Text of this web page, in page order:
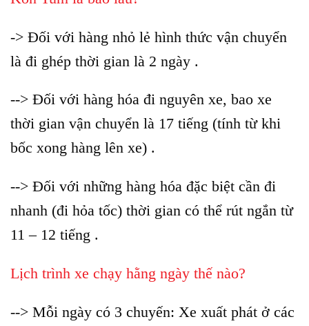
-> Đối với hàng nhỏ lẻ hình thức vận chuyển
là đi ghép thời gian là 2 ngày .
--> Đối với hàng hóa đi nguyên xe, bao xe
thời gian vận chuyển là 17 tiếng (tính từ khi
bốc xong hàng lên xe) .
--> Đối với những hàng hóa đặc biệt cần đi
nhanh (đi hỏa tốc) thời gian có thể rút ngắn từ
11 – 12 tiếng .
Lịch trình xe chạy hằng ngày thế nào?
--> Mỗi ngày có 3 chuyến: Xe xuất phát ở các